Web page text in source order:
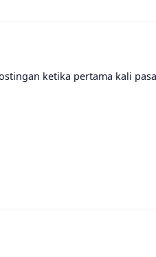
ketika pertama kali